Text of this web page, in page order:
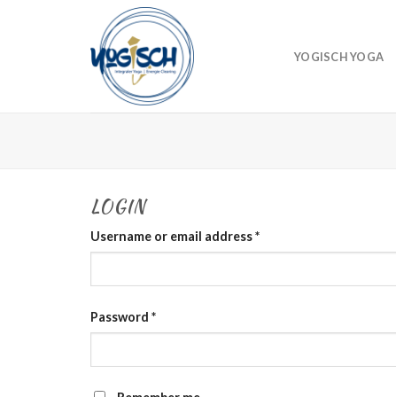
YOGISCH YOGA
LOGIN
Username or email address*
Password *